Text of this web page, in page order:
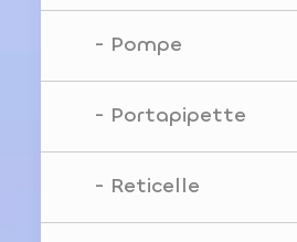
Pompe
Portapipette
Reticelle